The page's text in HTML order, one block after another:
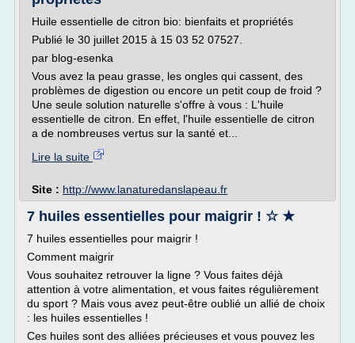
Huile essentielle de citron bio: bienfaits et propriétés
Publié le 30 juillet 2015 à 15 03 52 07527.
par blog-esenka
Vous avez la peau grasse, les ongles qui cassent, des
problèmes de digestion ou encore un petit coup de froid ?
Une seule solution naturelle s'offre à vous : L'huile
essentielle de citron. En effet, l'huile essentielle de citron
a de nombreuses vertus sur la santé et...
Lire la suite
Site : http://www.lanaturedanslapeau.fr
7 huiles essentielles pour maigrir ! ☆ ★
7 huiles essentielles pour maigrir !
Comment maigrir
Vous souhaitez retrouver la ligne ? Vous faites déjà
attention à votre alimentation, et vous faites régulièrement
du sport ? Mais vous avez peut-être oublié un allié de choix
: les huiles essentielles !
Ces huiles sont des alliées précieuses et vous pouvez les